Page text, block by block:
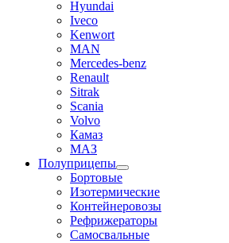
Hyundai
Iveco
Kenwort
MAN
Mercedes-benz
Renault
Sitrak
Scania
Volvo
Камаз
МАЗ
Полуприцепы
Бортовые
Изотермические
Контейнеровозы
Рефрижераторы
Самосвальные